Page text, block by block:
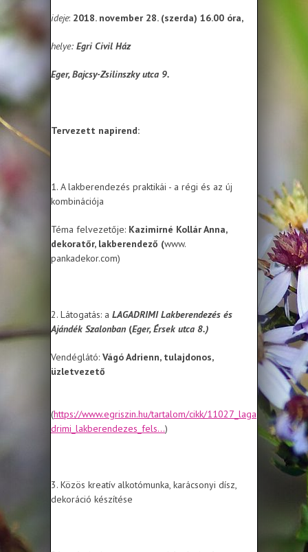
ideje: 2018. november 28. (szerda) 16.00 óra,
helye: Egri Civil Ház
Eger, Bajcsy-Zsilinszky utca 9.
Tervezett napirend:
1. A lakberendezés praktikái - a régi és az új
kombinációja
Téma felvezetője: Kazimirné Kollár Anna,
dekoratőr, lakberendező (www.
pankadekor.com)
2. Látogatás: a LAGADRIMI Lakberendezés és
Ajándék Szalonban (Eger, Érsek utca 8.)
Vendéglátó: Vágó Adrienn, tulajdonos,
üzletvezető
(https://www.egriszin.hu/tartalom/cikk/11027_laga
drimi_lakberendezes_fels...)
3. Közös kreatív alkotómunka, karácsonyi dísz,
dekoráció készítése